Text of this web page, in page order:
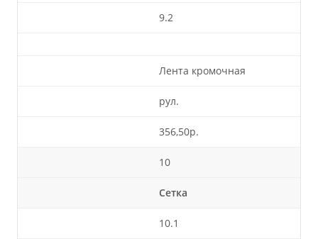
9.2
Лента кромочная
рул.
356,50р.
10
Сетка
10.1